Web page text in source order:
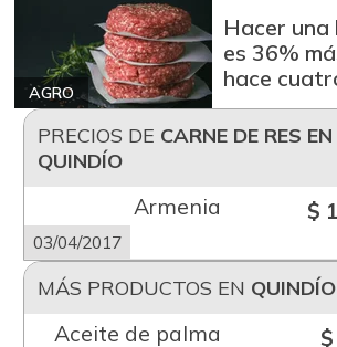
AGRO
Hacer una
es 36%
hace
PRECIOS DE CARNE DE RES
QUINDÍO
Armenia
03/04/2017
$
MÁS PRODUCTOS EN QUINDÍO
Aceite de palma